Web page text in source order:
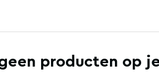
producten op